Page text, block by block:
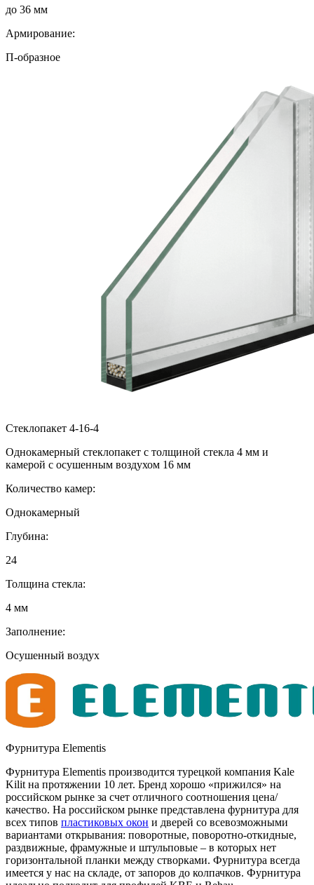
до 36 мм
Армирование:
П-образное
Стеклопакет 4-16-4
Однокамерный стеклопакет с толщиной стекла 4 мм и
камерой с осушенным воздухом 16 мм
Количество камер:
Однокамерный
Глубина:
24
Толщина стекла:
4 мм
Заполнение:
Осушенный воздух
Фурнитура Elementis
Фурнитура Elementis производится турецкой компания Kale
Kilit на протяжении 10 лет. Бренд хорошо «прижился» на
российском рынке за счет отличного соотношения цена/
качество. На российском рынке представлена фурнитура для
всех типов пластиковых окон и дверей со всевозможными
вариантами открывания: поворотные, поворотно-откидные,
раздвижные, фрамужные и штульповые – в которых нет
горизонтальной планки между створками. Фурнитура всегда
имеется у нас на складе, от запоров до колпачков. Фурнитура